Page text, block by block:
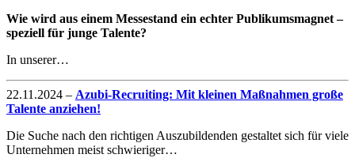
Wie wird aus einem Messestand ein echter Publikumsmagnet –
speziell für junge Talente?
In unserer…
22.11.2024 – Azubi-Recruiting: Mit kleinen Maßnahmen große
Talente anziehen!
Die Suche nach den richtigen Auszubildenden gestaltet sich für viele
Unternehmen meist schwieriger…